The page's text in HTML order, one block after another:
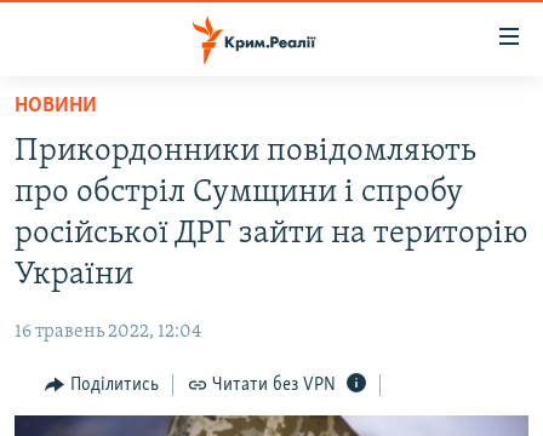
Перейти
основного
матеріалу
Перейти
до
основної
Перейти
пошуку
ВОДА.КРИМ
ВІДЕО ТА ФОТО
ПОЛІТИКА
ПОГЛЯД
ІНТЕРВ'Ю
НОВИНИ
Прикордонники повідомляють
про обстріл Сумщини і спробу
російської ДРГ зайти на територію
України
16 травень 2022, 12:04
Поділитись Читати без VPN